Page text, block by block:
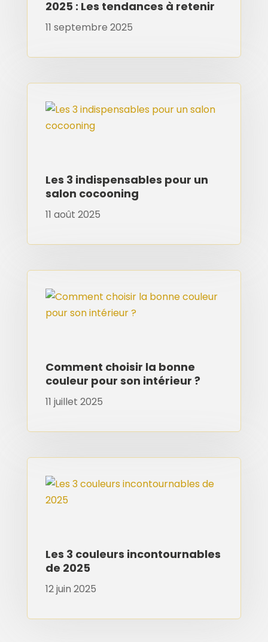
2025 : Les tendances à retenir
11 septembre 2025
Les 3 indispensables pour un
salon cocooning
11 août 2025
Comment choisir la bonne
couleur pour son intérieur ?
11 juillet 2025
Les 3 couleurs incontournables
de 2025
12 juin 2025